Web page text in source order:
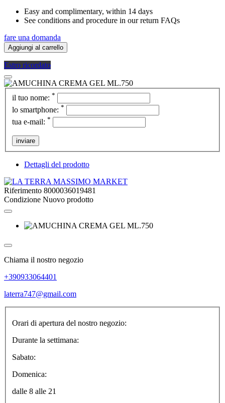
Easy and complimentary, within 14 days
See conditions and procedure in our return FAQs
fare una domanda
Aggiungi al carrello
Estro ricordato
il tuo nome: *
lo smartphone: *
tua e-mail: *
inviare
Dettagli del prodotto
Riferimento 8000036019481
Condizione Nuovo prodotto
Chiama il nostro negozio
+390933064401
laterra747@gmail.com
Orari di apertura del nostro negozio:
Durante la settimana:
Sabato:
Domenica:
dalle 8 alle 21